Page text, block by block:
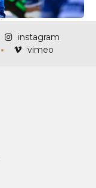
instagram
vimeo